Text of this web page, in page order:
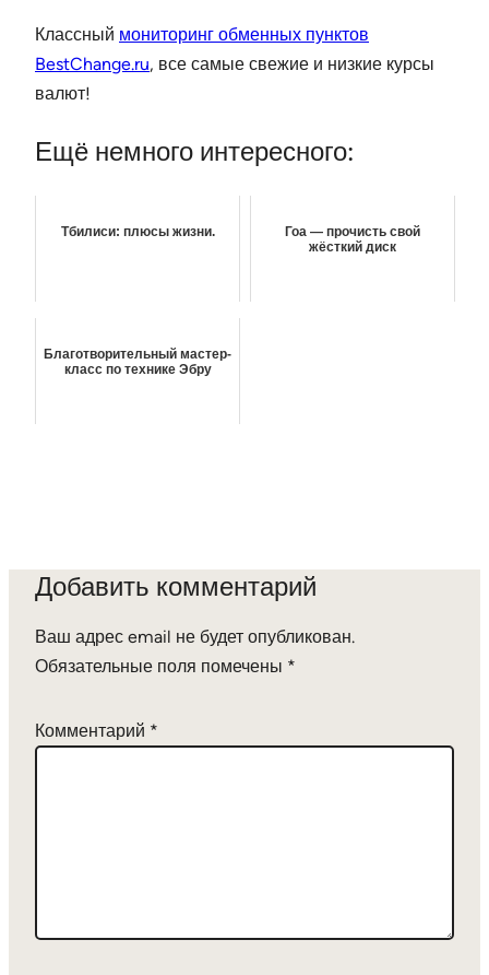
Классный мониторинг обменных пунктов
BestChange.ru, все самые свежие и низкие курсы
валют!
Ещё немного интересного:
Тбилиси: плюсы жизни.
Гоа — прочисть свой
жёсткий диск
Благотворительный мастер-
класс по технике Эбру
Добавить комментарий
Ваш адрес email не будет опубликован.
Обязательные поля помечены *
Комментарий *